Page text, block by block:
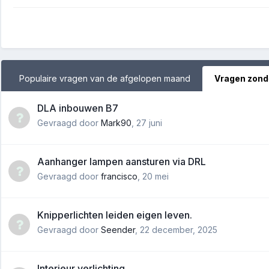
Populaire vragen van de afgelopen maand Vragen
DLA inbouwen B7
Gevraagd door Mark90 27 juni
Aanhanger lampen aansturen via DRL
Gevraagd door francisco 20 mei
Knipperlichten leiden eigen leven.
Gevraagd door Seender, 22 december, 2025